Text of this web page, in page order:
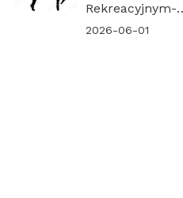
Rekreacyjnym-
PODSUMOWANIE
2026-06-01